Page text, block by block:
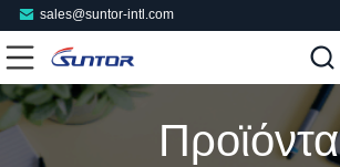
sales@suntor-intl.com
Προϊόντα